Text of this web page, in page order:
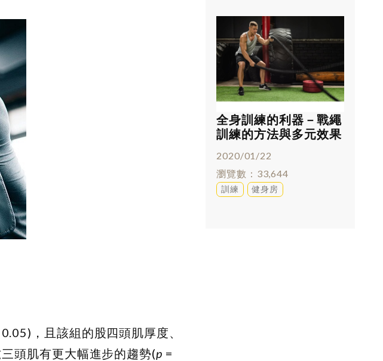
0.05)，且該組的股四頭肌厚度、
頭肌有更大幅進步的趨勢(p =
全身訓練的利器－戰繩
訓練的方法與多元效果
2020/01/22
瀏覽數
33,644
訓練 健身房